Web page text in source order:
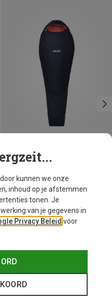
Millet
Dames Baikal 1100 Slaapzak
€ 136,70
MAX. 175CM | LEFT
kunnen we onze
inhoud op je afstemmen
tonen. Je
van je gegevens in
Privacy Beleid voor